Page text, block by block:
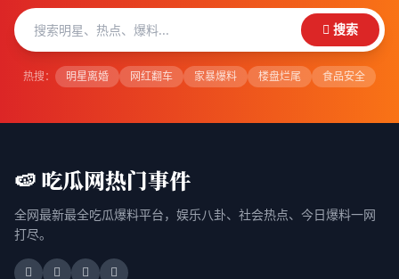
搜索
热搜： 明星离婚 网红翻车 家暴爆料 楼盘烂尾 食品安全
🍉 吃瓜网热门事件
全网最新最全吃瓜爆料平台，娱乐八卦、社会热点、今日爆料一网
打尽。